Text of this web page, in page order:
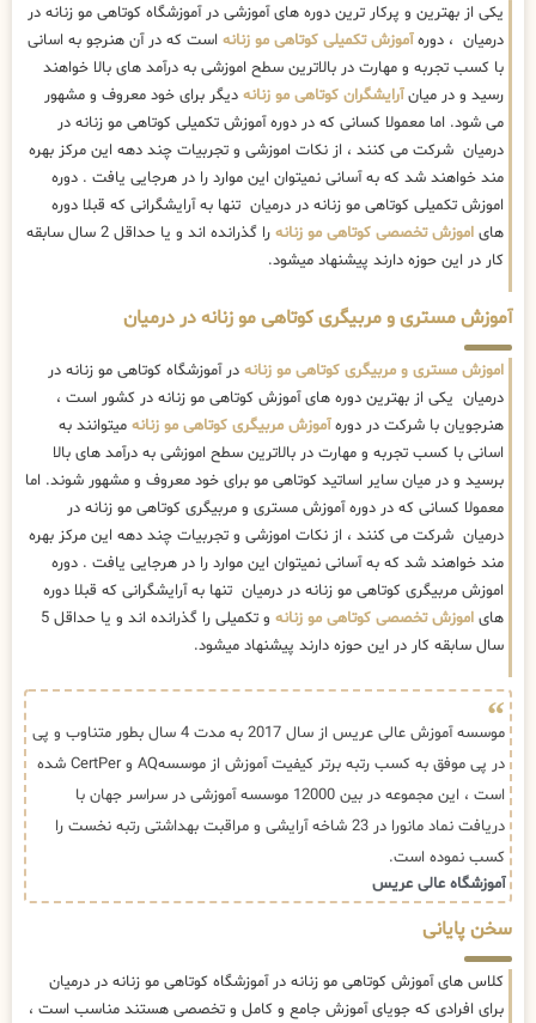
یکی از بهترین و پرکار ترین دوره های آموزشی در آموزشگاه کوتاهی مو زنانه در
درمیان ، دورهآموزش تکمیلی کوتاهی مو زنانه است که در آن هنرجو به اسانی
با کسب تجربه و مهارت در بالاترین سطح اموزشی به درآمد های بالا خواهند
رسید و در میانآرایشگران کوتاهی مو زنانه دیگر برای خود معروف و مشهور
می شود. اما معمولا کسانی که در دوره آموزش تکمیلی کوتاهی مو زنانه در
درمیان شرکت می کنند ، از نکات اموزشی و تجربیات چند دهه این مرکز بهره
مند خواهند شد که به آسانی نمیتوان این موارد را در هرجایی یافت . دوره
اموزش تکمیلی کوتاهی مو زنانه در درمیان تنها به آرایشگرانی که قبلا دوره
های اموزش تخصصی کوتاهی مو زنانه
را گذرانده اند و یا حداقل 2 سال سابقه
کار در این حوزه دارند پیشنهاد میشود.
آموزش مستری و مربیگری کوتاهی مو زنانه در درمیان
اموزش مستری و مربیگری کوتاهی مو زنانه در آموزشگاه کوتاهی مو زنانه در
درمیان یکی از بهترین دوره های آموزش کوتاهی مو زنانه در کشور است ،
هنرجویان با شرکت در دورهآموزش مربیگری کوتاهی مو زنانه میتوانند به
اسانی با کسب تجربه و مهارت در بالاترین سطح اموزشی به درآمد های بالا
برسید و در میان سایر اساتید کوتاهی مو برای خود معروف و مشهور شوند. اما
معمولا کسانی که در دوره آموزش مستری و مربیگری کوتاهی مو زنانه در
درمیان شرکت می کنند ، از نکات اموزشی و تجربیات چند دهه این مرکز بهره
مند خواهند شد که به آسانی نمیتوان این موارد را در هرجایی یافت . دوره
اموزش مربیگری کوتاهی مو زنانه در درمیان تنها به آرایشگرانی که قبلا دوره
های اموزش تخصصی کوتاهی مو زنانه
و تکمیلی را گذرانده اند و یا حداقل 5
سال سابقه کار در این حوزه دارند پیشنهاد میشود.
موسسه آموزش عالی عریس از سال 2017 به مدت 4 سال بطور متناوب و پی
در پی موفق به کسب رتبه برتر کیفیت آموزش از موسسهAQ و CertPer شده
است ، این مجموعه در بین 12000 موسسه آموزشی در سراسر جهان با
دریافت نماد مانورا در 23 شاخه آرایشی و مراقبت بهداشتی رتبه نخست را
کسب نموده است.
آموزشگاه عالی عریس
سخن پایانی
کلاس های آموزش کوتاهی مو زنانه در آموزشگاه کوتاهی مو زنانه در درمیان
برای افرادی که جویای آموزش جامع و کامل و تخصصی هستند مناسب است ،